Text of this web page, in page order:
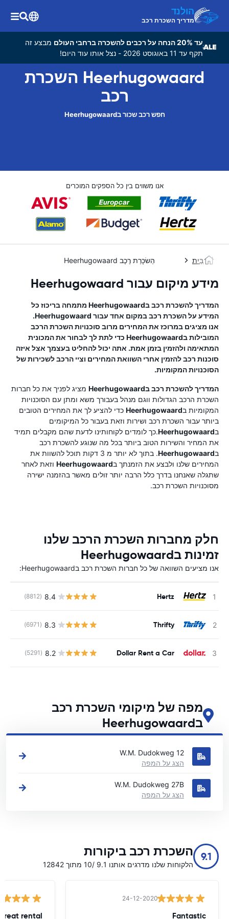
הולנד
מדריך השכרת רכב
עד 20% הנחה על רכבים להשכרה ברחבי העולם
מבצע זה
תקף עד 11 באוגוסט 2026 - נצל אותו עוד היום!
Heerhugowaard השכרת
רכב
חפש רכב שכור בHeerhugowaard
אנו משווים בין כל הספקים המוכרים
בַּיִת הַשׂכָּרַת רֶכֶב Heerhugowaard
מידע מיקום עבור Heerhugowaard
המדריך להשכרת רכב בHeerhugowaard מתמחה בריכוז כל
המידע על השכרת רכב במקום אחד עבור Heerhugowaard
.
אנו מציגים במרוכז את המחירים מרוב סוכנויות השכרת הרכב
המובילות בHeerhugowaard כדי לתת לך לבחור את המכונית
המתאימה ולהזמין בזמן אמת. אתה יכול להחליט בעצמך אצל איזה
סוכנות רכב להזמין אחרי השוואת המחירים וציי הרכב לשכירות של
הסוכנויות המקומיות.
המדריך להשכרת רכב בHeerhugowaard מציג לפניך את כל חברות
השכרת הרכב הגדולות ווגם מנהל בעבורך משא ומתן עם הסוכנויות
המקומיות בHeerhugowaard כדי להציע לך את המחירים הטובים
ביותר עבור השכרת רכב ושירות וזאת בעבור כל המיקומים
בHeerhugowaard.כך לומדים לקוחותינו לדעת שהם מקבלים תמיד
את המחיר והשירות הטוב ביותר בכל מה שנוגע להשכרת רכב
בHeerhugowaard
. בתוך לא יותר מ 3 דקות תוכל להשוות את
המחירים שלנו ולבצע את הזמנתך בHeerhugowaard וזאת לאחר
שתגלה שאנחנו בדרך כלל הרבה יותר זולים מאשר בהזמנה ישירה
מסוכנויות השכרת רכב.
חלק מחברות השכרת הרכב שלנו
זמינות בHeerhugowaard
אנו מציעים השוואה של כל חברות השכרת רכב בHeerhugowaard:
Hertz
8.4
(8812)
Thrifty
8.3
(6971)
Dollar Rent a Car
8.2
(5291)
מפה של מיקומי השכרת רכב
בHeerhugowaard
ראה את מיקומי השכרת הרכב העיקריים שלנו בHeerhugowaard
W.M. Dudokweg 12
הצג על המפה
W.M. Dudokweg 27B
הצג על המפה
9.1 השכרת רכב ביקורות
הלקוחות שלנו מדרגים אותנו 9.1 /10 מתוך 12842
24-12-2020
Fantastic
rental